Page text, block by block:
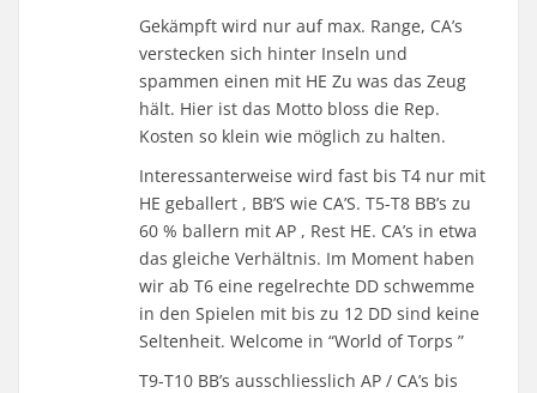
Gekämpft wird nur auf max. Range, CA’s
verstecken sich hinter Inseln und
spammen einen mit HE Zu was das Zeug
hält. Hier ist das Motto bloss die Rep.
Kosten so klein wie möglich zu halten.
Interessanterweise wird fast bis T4 nur mit
HE geballert , BB’S wie CA’S. T5-T8 BB’s zu
60 % ballern mit AP , Rest HE. CA’s in etwa
das gleiche Verhältnis. Im Moment haben
wir ab T6 eine regelrechte DD schwemme
in den Spielen mit bis zu 12 DD sind keine
Seltenheit. Welcome in “World of Torps ”
T9-T10 BB’s ausschliesslich AP / CA’s bis